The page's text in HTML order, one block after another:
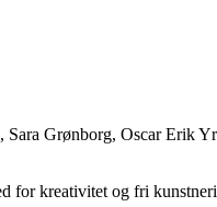
Sara Grønborg, Oscar Erik
for kreativitet og fri